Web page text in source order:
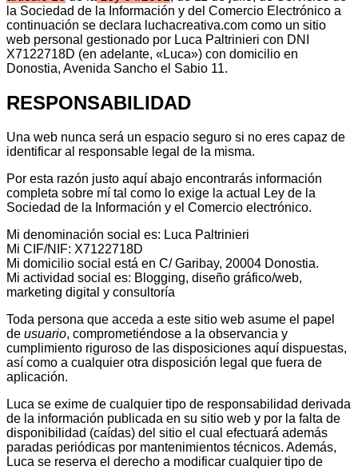
la Sociedad de la Información y del Comercio Electrónico a
continuación se declara luchacreativa.com como un sitio
web personal gestionado por Luca Paltrinieri con DNI
X7122718D (en adelante, «Luca») con domicilio en
Donostia, Avenida Sancho el Sabio 11.
RESPONSABILIDAD
Una web nunca será un espacio seguro si no eres capaz de
identificar al responsable legal de la misma.
Por esta razón justo aquí abajo encontrarás información
completa sobre mí tal como lo exige la actual Ley de la
Sociedad de la Información y el Comercio electrónico.
Mi denominación social es: Luca Paltrinieri
Mi CIF/NIF: X7122718D
Mi domicilio social está en C/ Garibay, 20004 Donostia.
Mi actividad social es: Blogging, diseño gráfico/web,
marketing digital y consultoría
Toda persona que acceda a este sitio web asume el papel
de usuario, comprometiéndose a la observancia y
cumplimiento riguroso de las disposiciones aquí dispuestas,
así como a cualquier otra disposición legal que fuera de
aplicación.
Luca se exime de cualquier tipo de responsabilidad derivada
de la información publicada en su sitio web y por la falta de
disponibilidad (caídas) del sitio el cual efectuará además
paradas periódicas por mantenimientos técnicos. Además,
Luca se reserva el derecho a modificar cualquier tipo de